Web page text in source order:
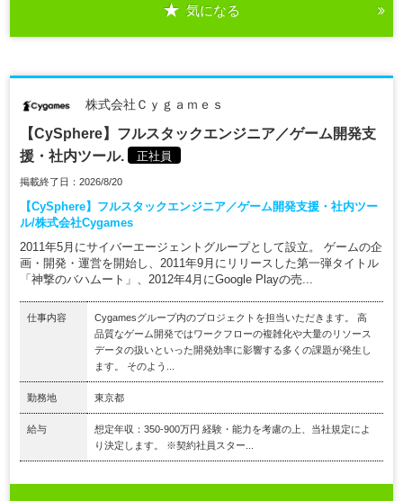
気になる
株式会社Ｃｙｇａｍｅｓ
【CySphere】フルスタックエンジニア／ゲーム開発支
援・社内ツール.
正社員
掲載終了日：2026/8/20
【CySphere】フルスタックエンジニア／ゲーム開発支援・社内ツー
ル/株式会社Cygames
2011年5月にサイバーエージェントグループとして設立。 ゲームの企
画・開発・運営を開始し、2011年9月にリリースした第一弾タイトル
「神撃のバハムート」、2012年4月にGoogle Playの売...
仕事内容
Cygamesグループ内のプロジェクトを担当いただきます。 高
品質なゲーム開発ではワークフローの複雑化や大量のリソース
データの扱いといった開発効率に影響する多くの課題が発生し
ます。 そのよう...
勤務地 東京都
給与
想定年収：350-900万円 経験・能力を考慮の上、当社規定によ
り決定します。 ※契約社員スター...